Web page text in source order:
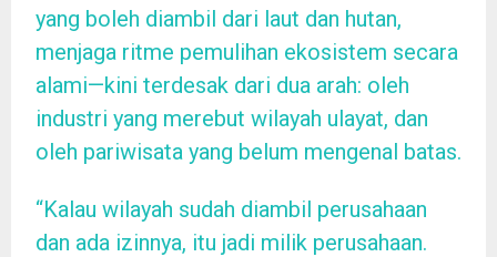
yang boleh diambil dari laut dan hutan,
menjaga ritme pemulihan ekosistem secara
alami—kini terdesak dari dua arah: oleh
industri yang merebut wilayah ulayat, dan
oleh pariwisata yang belum mengenal batas.
“Kalau wilayah sudah diambil perusahaan
dan ada izinnya, itu jadi milik perusahaan.